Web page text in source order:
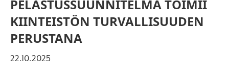
PELASTUSSUUNNITELMA TOIMII
KIINTEISTÖN TURVALLISUUDEN
PERUSTANA
22.10.2025